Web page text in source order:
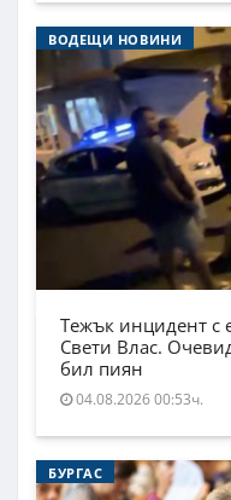
ВОДЕЩИ НОВИНИ
Тежък инцидент с
Свети Влас.
бил пиян
04.08.2026 00:53ч.
БУРГАС